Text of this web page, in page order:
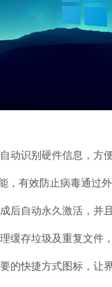
识别硬件信息，方便
有效防止病毒通过外
自动永久激活，并且
存垃圾及重复文件，
快捷方式图标，让界